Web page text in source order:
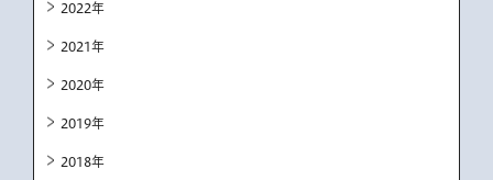
2022年
2021年
2020年
2019年
2018年